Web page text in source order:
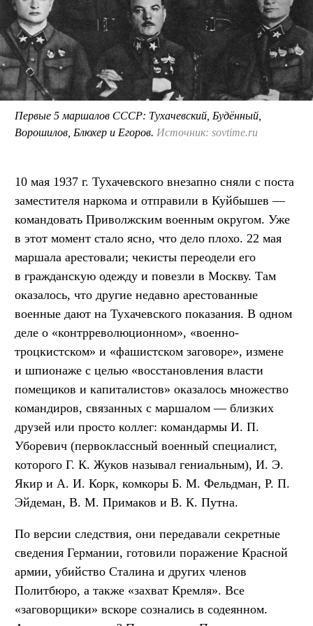
Первые 5 маршалов СССР: Тухачевский, Будённый,
Ворошилов, Блюхер и Егоров. Источник: sovtime.ru
10 мая 1937 г. Тухачевского внезапно сняли с поста
заместителя наркома и отправили в Куйбышев —
командовать Приволжским военным округом. Уже
в этот момент стало ясно, что дело плохо. 22 мая
маршала арестовали; чекисты переодели его
в гражданскую одежду и повезли в Москву. Там
оказалось, что другие недавно арестованные
военные дают на Тухачевского показания. В одном
деле о «контрреволюционном», «военно-
троцкистском» и «фашистском заговоре», измене
и шпионаже с целью «восстановления власти
помещиков и капиталистов» оказалось множество
командиров, связанных с маршалом — близких
друзей или просто коллег: командармы И. П.
Уборевич (первоклассный военный специалист,
которого Г. К. Жуков называл гениальным), И. Э.
Якир и А. И. Корк, комкоры Б. М. Фельдман, Р. П.
Эйдеман, В. М. Примаков и В. К. Путна.
По версии следствия, они передавали секретные
сведения Германии, готовили поражение Красной
армии, убийство Сталина и других членов
Политбюро, а также «захват Кремля». Все
«заговорщики» вскоре сознались в содеянном.